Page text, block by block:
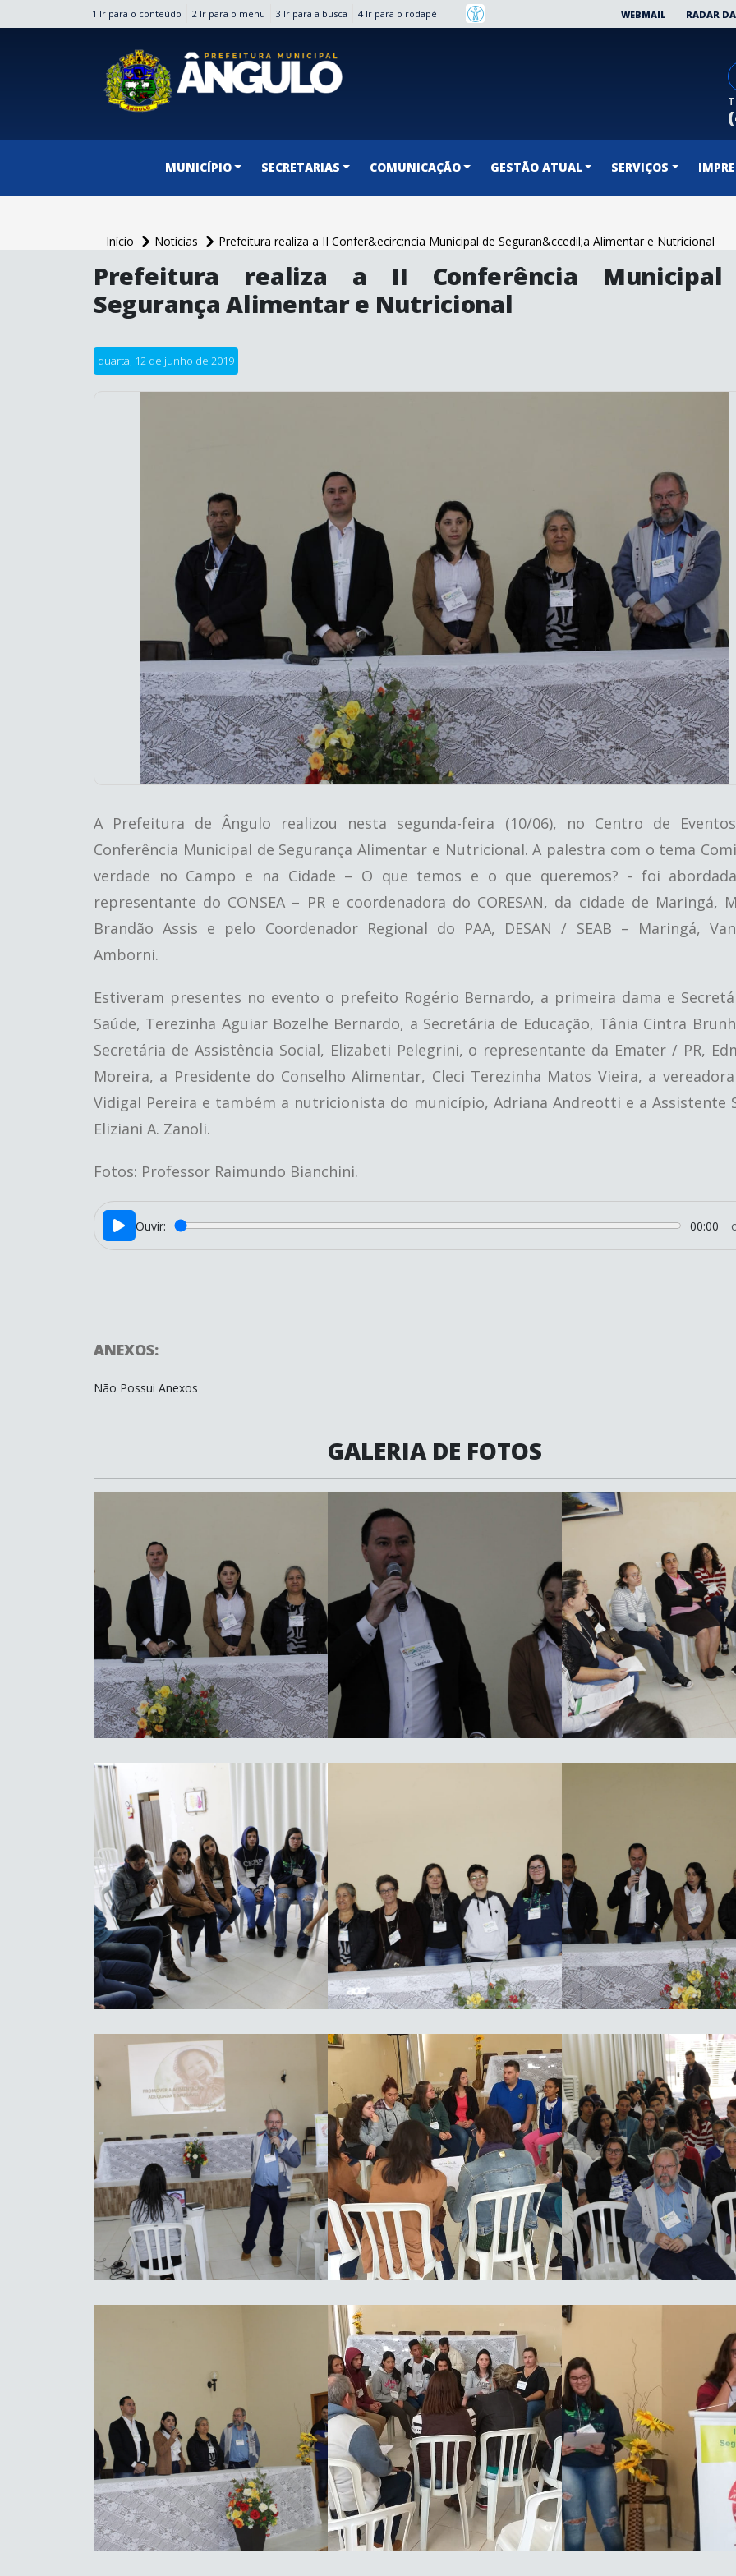
1 Ir para o conteúdo 2 Ir para o menu 3 Ir para a busca 4 Ir para o rodapé WEBMAIL RADAR
MUNICÍPIO SECRETARIAS COMUNICAÇÃO GESTÃO ATUAL SERVIÇOS
Início Notícias
Prefeitura realiza a II Confer&ecirc;ncia Municipal de Seguran&ccedil;a Alimentar e Nutricional
Prefeitura realiza a II Conferência
Segurança Alimentar e Nutricional
quarta, 12 de junho de 2019
A Prefeitura de Ângulo realizou nesta segunda-feira (10/06), no Centro de
Conferência Municipal de Segurança Alimentar e Nutricional. A palestra com o tema
verdade no Campo e na Cidade – O que temos e o que queremos? - foi
representante do CONSEA – PR e coordenadora do CORESAN, da cidade de Maringá,
Brandão Assis e pelo Coordenador Regional do PAA, DESAN / SEAB – Maringá,
Amborni.
Estiveram presentes no evento o prefeito Rogério Bernardo, a primeira dama e
Saúde, Terezinha Aguiar Bozelhe Bernardo, a Secretária de Educação, Tânia Cintra
Secretária de Assistência Social, Elizabeti Pelegrini, o representante da Emater / PR,
Moreira, a Presidente do Conselho Alimentar, Cleci Terezinha Matos Vieira, a
Vidigal Pereira e também a nutricionista do município, Adriana Andreotti e a Assistente
Eliziani A. Zanoli.
Fotos: Professor Raimundo Bianchini.
Ouvir: 00:00
ANEXOS:
Não Possui Anexos
GALERIA DE FOTOS